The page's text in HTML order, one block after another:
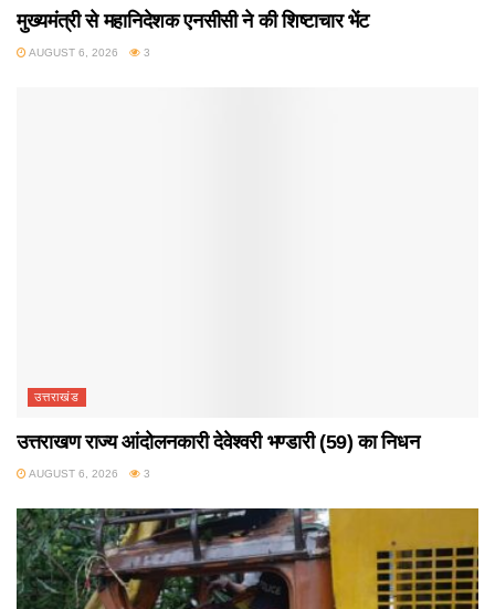
मुख्यमंत्री से महानिदेशक एनसीसी ने की शिष्टाचार भेंट
AUGUST 6, 2026 3
उत्तराखंड
उत्तराखण राज्य आंदोलनकारी देवेश्वरी भण्डारी (59) का निधन
AUGUST 6, 2026 3